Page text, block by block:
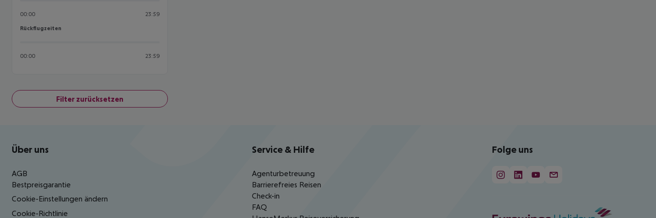
00:00 23:59
Rückflugzeiten
Rückflugzeiten
00:00 23:59
Filter zurücksetzen
Footer navigation
Über uns
AGB
Bestpreisgarantie
Cookie-Einstellungen ändern
Cookie-Richtlinie
Service & Hilfe
Agenturbetreuung
Barrierefreies Reisen
Check-in
FAQ
Folge uns